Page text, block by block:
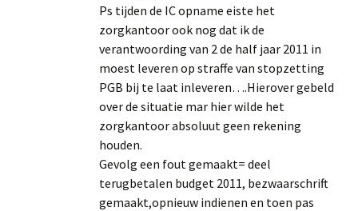
Ps tijden de IC opname eiste het
zorgkantoor ook nog dat ik de
verantwoording van 2 de half jaar 2011 in
moest leveren op straffe van stopzetting
PGB bij te laat inleveren….Hierover gebeld
over de situatie mar hier wilde het
zorgkantoor absoluut geen rekening
houden.
Gevolg een fout gemaakt= deel
terugbetalen budget 2011, bezwaarschrift
gemaakt,opnieuw indienen en toen pas